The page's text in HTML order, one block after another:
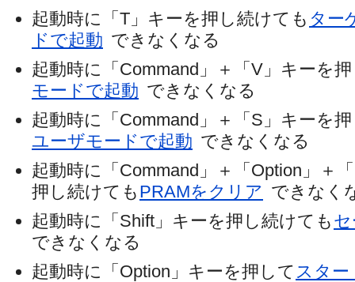
起動時に「T」キーを押し続けても ター
ドで起動 できなくなる
起動時に「Command」＋「V」キーを
モードで起動 できなくなる
起動時に「Command」＋「S」キーを
ユーザモードで起動 できなくなる
起動時に「Command」＋「Option」＋
押し続けても PRAMをクリア できなく
起動時に「Shift」キーを押し続けても
できなくなる
起動時に「Option」キーを押して スタ